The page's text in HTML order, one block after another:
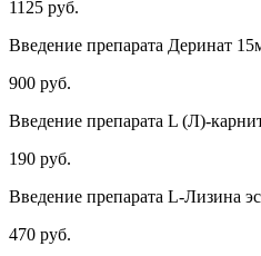
1125 руб.
Введение препарата Деринат
900 руб.
Введение препарата L (Л)-
190 руб.
Введение препарата L-Лизина
470 руб.